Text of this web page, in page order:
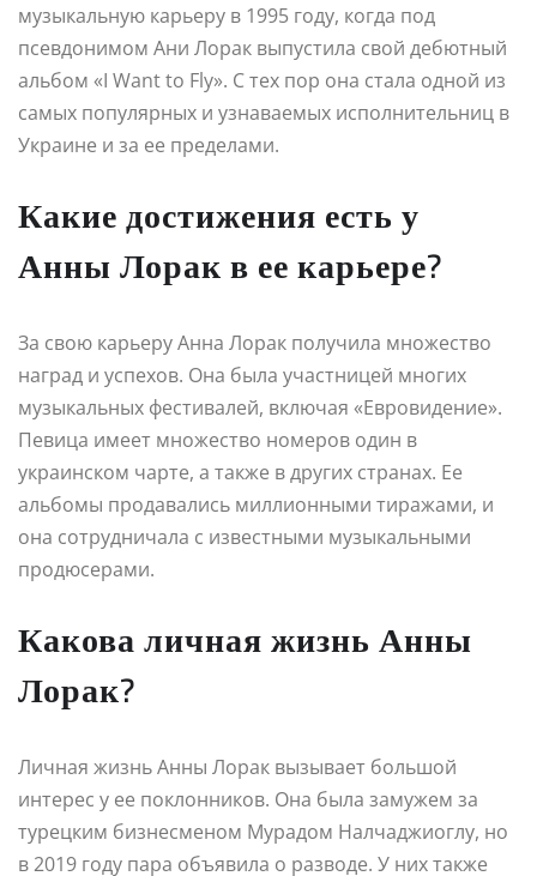
музыкальную карьеру в 1995 году, когда под
псевдонимом Ани Лорак выпустила свой дебютный
альбом «I Want to Fly». С тех пор она стала одной из
самых популярных и узнаваемых исполнительниц в
Украине и за ее пределами.
Какие достижения есть у
Анны Лорак в ее карьере?
За свою карьеру Анна Лорак получила множество
наград и успехов. Она была участницей многих
музыкальных фестивалей, включая «Евровидение».
Певица имеет множество номеров один в
украинском чарте, а также в других странах. Ее
альбомы продавались миллионными тиражами, и
она сотрудничала с известными музыкальными
продюсерами.
Какова личная жизнь Анны
Лорак?
Личная жизнь Анны Лорак вызывает большой
интерес у ее поклонников. Она была замужем за
турецким бизнесменом Мурадом Налчаджиоглу, но
в 2019 году пара объявила о разводе. У них также